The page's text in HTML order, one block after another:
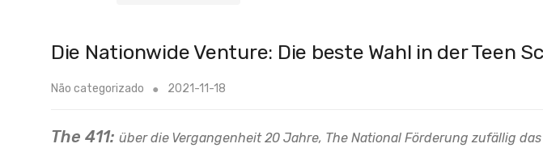
Die Nationwide Venture: Die beste Wahl in der Teen
Não categorizado 2021-11-18
The 411: über die Vergangenheit 20 Jahre, The National Förderung zufällig